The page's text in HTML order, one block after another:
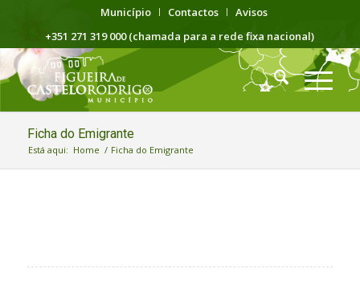
Município Contactos
Avisos
+351 271 319 000 (chamada para a rede fixa nacional)
Ficha do Emigrante
Está aqui: Home / Ficha do Emigrante